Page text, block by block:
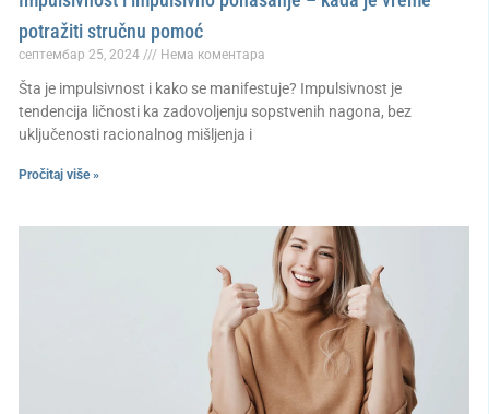
potražiti stručnu pomoć
септембар 25, 2024 Нема коментара
Šta je impulsivnost i kako se manifestuje? Impulsivnost je
tendencija ličnosti ka zadovoljenju sopstvenih nagona, bez
uključenosti racionalnog mišljenja i
Pročitaj više »